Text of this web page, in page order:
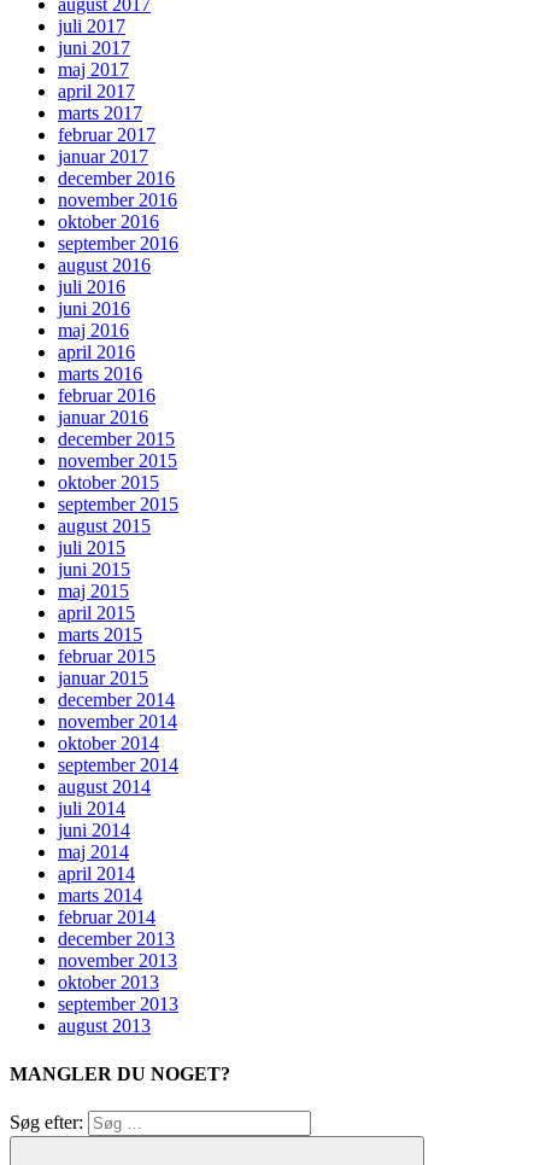
august 2017
juli 2017
juni 2017
maj 2017
april 2017
marts 2017
februar 2017
januar 2017
december 2016
november 2016
oktober 2016
september 2016
august 2016
juli 2016
juni 2016
maj 2016
april 2016
marts 2016
februar 2016
januar 2016
december 2015
november 2015
oktober 2015
september 2015
august 2015
juli 2015
juni 2015
maj 2015
april 2015
marts 2015
februar 2015
januar 2015
december 2014
november 2014
oktober 2014
september 2014
august 2014
juli 2014
juni 2014
maj 2014
april 2014
marts 2014
februar 2014
december 2013
november 2013
oktober 2013
september 2013
august 2013
MANGLER DU NOGET?
Søg efter: